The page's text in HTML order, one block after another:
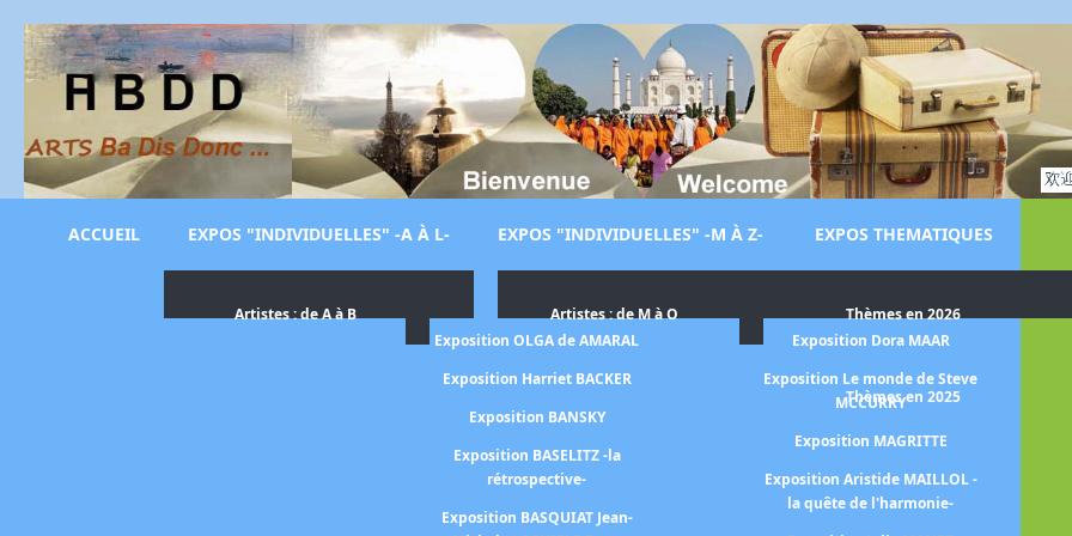
ACCUEIL EXPOS "INDIVIDUELLES" -A À L-
Artistes : de A à B
Exposition OLGA de AMARAL
Exposition Harriet BACKER
Exposition BANSKY
Exposition BASELITZ -la
rétrospective-
Exposition BASQUIAT Jean-
EXPOS "INDIVIDUELLES" -M À Z-
Artistes : de M à O
Exposition Dora MAAR
Exposition Le monde de Steve
MCCURRY
Exposition MAGRITTE
Exposition Aristide MAILLOL -
la quête de l'harmonie-
EXPOS THEMATIQUES
Thèmes en 2026
Thèmes en 2025